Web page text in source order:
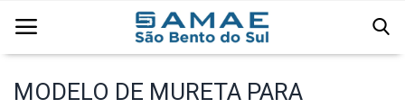
MODELO DE MURETA PARA